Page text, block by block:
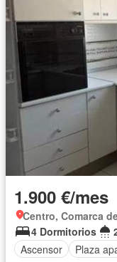
1.900 €/mes
Centro, Comarca
4 Dormitorios
Ascensor
Plaza